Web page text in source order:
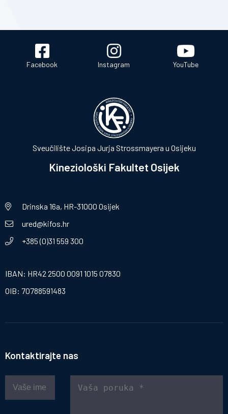
Facebook Instagram YouTube
Sveučilište Josipa Jurja Strossmayera u Osijeku
Kineziološki Fakultet Osijek
Drinska 16a, HR-31000 Osijek
ured@kifos.hr
+385 (0)31 559 300
IBAN: HR42 2500 0091 1015 07830
OIB: 70788591483
Kontaktirajte nas